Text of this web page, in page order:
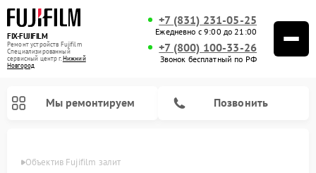
FIX-FUJIFILM
Ремонт устройств Fujifilm
Специализированный
cервисный центр г.Нижний
Новгород
+7 (831) 231-05-25
Ежедневно с 9:00 до 21:00
+7 (800) 100-33-26
Звонок бесплатный по РФ
Мы ремонтируем Позвонить
Объектив Fujifilm залит